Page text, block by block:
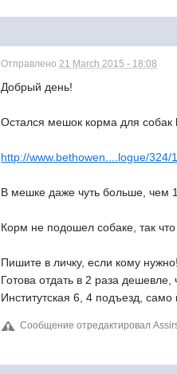
Отправлено21 March 2015 - 18:08
Добрый день!
Остался мешок корма для собак
http://www.bethowen....logue/324/
В мешке даже чуть больше, чем
Корм не подошел собаке, так что
Пишите в личку, если кому нужно!
Готова отдать в 2 раза
Институтская 6, 4 подъезд, само
Сообщение отредактировал